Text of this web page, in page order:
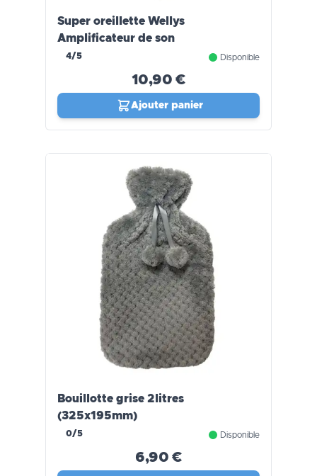
Super oreillette Wellys
Amplificateur de son
4/5 Disponible
10,90 €
Ajouter panier
Bouillotte grise 2litres
(325x195mm)
0/5 Disponible
6,90 €